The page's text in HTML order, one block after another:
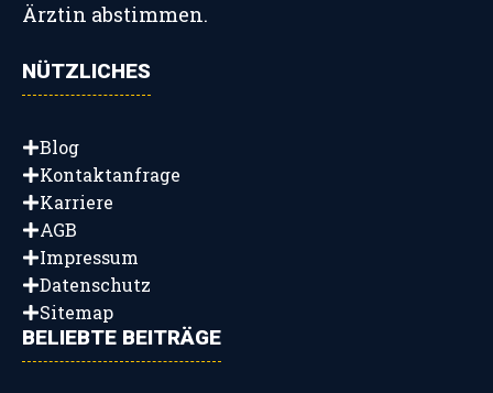
Ärztin abstimmen.
NÜTZLICHES
Blog
Kontaktanfrage
Karriere
AGB
Impressum
Datenschutz
Sitemap
BELIEBTE BEITRÄGE